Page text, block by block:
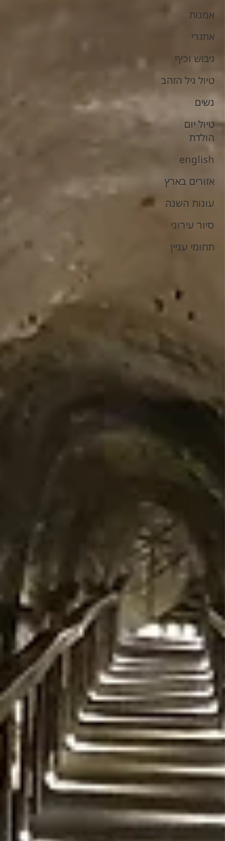
אמנות
אתגרי
גיבוש וכיף
טיול גיל הזהב
נשים
טיול יום
הולדת
english
אזורים בארץ
עונות השנה
סיור עירוני
תחומי עניין